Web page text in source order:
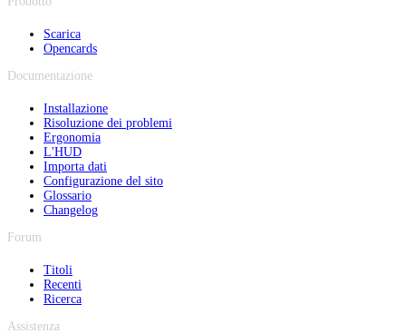
Scarica
Opencards
Documentazione
Installazione
Risoluzione dei problemi
Ergonomia
L'HUD
Importa dati
Configurazione del sito
Glossario
Changelog
Forum
Titoli
Recenti
Ricerca
Assistenza